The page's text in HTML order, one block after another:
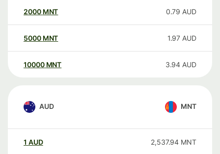
2000 MNT 0.79 AUD
5000 MNT 1.97 AUD
10000 MNT 3.94 AUD
AUD MNT
1 AUD 2,537.94 MNT